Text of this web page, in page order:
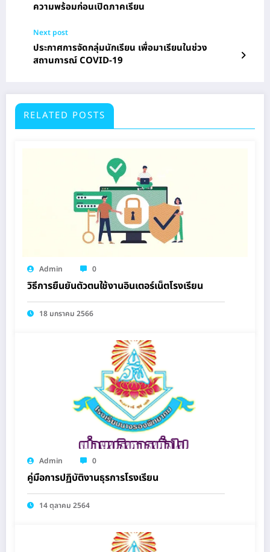
ความพร้อมก่อนเปิดภาคเรียน
Next post
ประกาศการจัดกลุ่มนักเรียน เพื่อมาเรียนในช่วง
สถานการณ์ COVID-19
RELATED POSTS
Admin 0
วิธีการยืนยันตัวตนใช้งานอินเตอร์เน็ตโรงเรียน
18 มกราคม 2566
Admin 0
คู่มือการปฏิบัติงานธุรการโรงเรียน
14 ตุลาคม 2564